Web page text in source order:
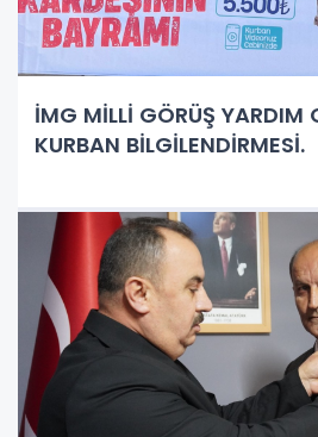
İMG MİLLİ GÖRÜŞ YARDIM
KURBAN BİLGİLENDİRMESİ.